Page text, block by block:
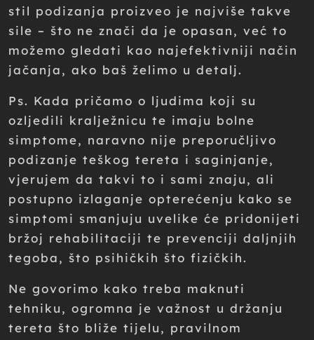
stil podizanja proizveo je najviše takve
sile – što ne znači da je opasan, već to
možemo gledati kao najefektivniji način
jačanja, ako baš želimo u detalj.
Ps. Kada pričamo o ljudima koji su
ozljedili kralježnicu te imaju bolne
simptome, naravno nije preporučljivo
podizanje teškog tereta i saginjanje,
vjerujem da takvi to i sami znaju, ali
postupno izlaganje opterećenju kako se
simptomi smanjuju uvelike će pridonijeti
bržoj rehabilitaciji te prevenciji daljnjih
tegoba, što psihičkih što fizičkih.
Ne govorimo kako treba maknuti
tehniku, ogromna je važnost u držanju
tereta što bliže tijelu, pravilnom